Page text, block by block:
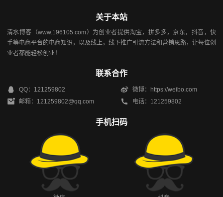
关于本站
清水博客（www.196105.com）为创业者提供淘宝，拼多多，京东，抖音，快
手等电商平台的电商知识，以及线上，线下推广引流方法和营销思路，让每位创
业者都能轻松创业！
联系合作
QQ：121259802
微博：https://weibo.com
邮箱：121259802@qq.com
电话：121259802
手机扫码